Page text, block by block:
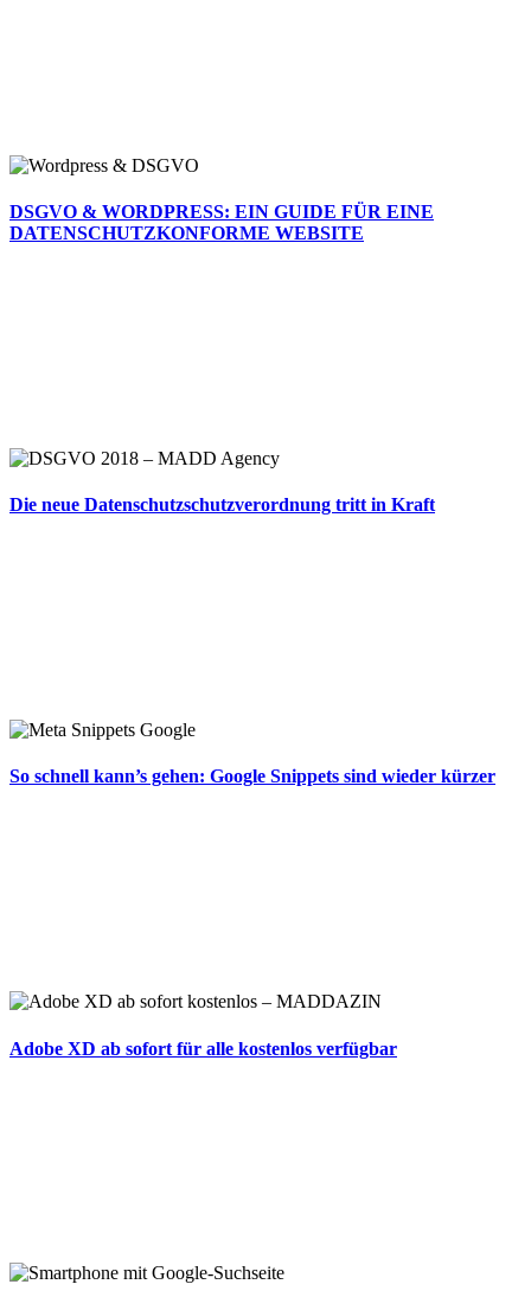
DSGVO & WORDPRESS: EIN GUIDE FÜR EINE
DATENSCHUTZKONFORME WEBSITE
Die neue Datenschutzschutzverordnung tritt in Kraft
So schnell kann’s gehen: Google Snippets sind wieder kürzer
Adobe XD ab sofort für alle kostenlos verfügbar